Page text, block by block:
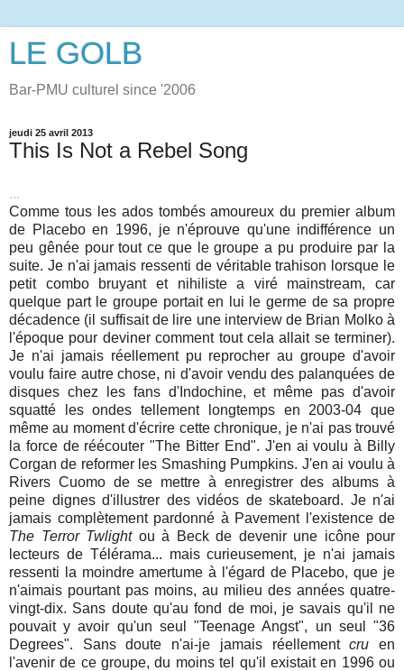
LE GOLB
Bar-PMU culturel since '2006
jeudi 25 avril 2013
This Is Not a Rebel Song
...
Comme tous les ados tombés amoureux du premier album
de Placebo en 1996, je n'éprouve qu'une indifférence un
peu gênée pour tout ce que le groupe a pu produire par la
suite. Je n'ai jamais ressenti de véritable trahison lorsque le
petit combo bruyant et nihiliste a viré mainstream, car
quelque part le groupe portait en lui le germe de sa propre
décadence (il suffisait de lire une interview de Brian Molko à
l'époque pour deviner comment tout cela allait se terminer).
Je n'ai jamais réellement pu reprocher au groupe d'avoir
voulu faire autre chose, ni d'avoir vendu des palanquées de
disques chez les fans d'Indochine, et même pas d'avoir
squatté les ondes tellement longtemps en 2003-04 que
même au moment d'écrire cette chronique, je n'ai pas trouvé
la force de réécouter "The Bitter End". J'en ai voulu à Billy
Corgan de reformer les Smashing Pumpkins. J'en ai voulu à
Rivers Cuomo de se mettre à enregistrer des albums à
peine dignes d'illustrer des vidéos de skateboard. Je n'ai
jamais complètement pardonné à Pavement l'existence de
The Terror Twlightou à Beck de devenir une icône pour
lecteurs de Télérama... mais curieusement, je n'ai jamais
ressenti la moindre amertume à l'égard de Placebo, que je
n'aimais pourtant pas moins, au milieu des années quatre-
vingt-dix. Sans doute qu'au fond de moi, je savais qu'il ne
pouvait y avoir qu'un seul "Teenage Angst", un seul "36
Degrees". Sans doute n'ai-je jamais réellementcru en
l'avenir de ce groupe, du moins tel qu'il existait en 1996 ou